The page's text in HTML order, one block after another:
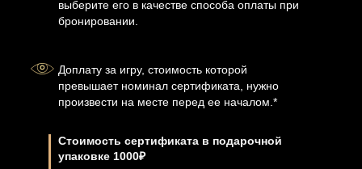
выберите его в качестве способа оплаты при
бронировании.
Доплату за игру, стоимость которой
превышает номинал сертификата, нужно
произвести на месте перед ее началом.*
Стоимость сертификата в подарочной
упаковке 1000₽